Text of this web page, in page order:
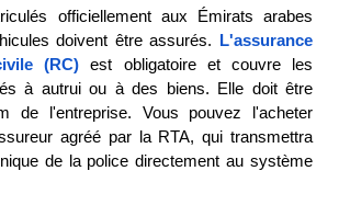
officiellement aux Émirats arabes
doivent être assurés.
L'assurance
(RC)
est obligatoire et couvre les
à autrui ou à des biens. Elle doit être
de l'entreprise. Vous pouvez l'acheter
agréé par la RTA, qui transmettra
de la police directement au système